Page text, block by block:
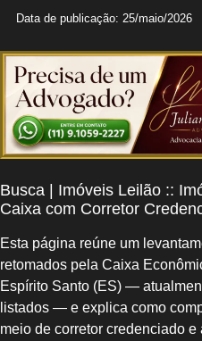
Data de publicação: 25/maio/2026
Busca | Imóveis Leilão ::
Caixa com Corretor
Esta página reúne um
retomados pela Caixa
Espírito Santo (ES) —
listados — e explica como
meio de corretor credenciado